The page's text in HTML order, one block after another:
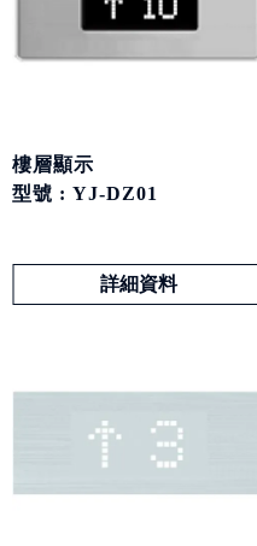
樓層顯示
型號 : YJ-DZ01
詳細資料